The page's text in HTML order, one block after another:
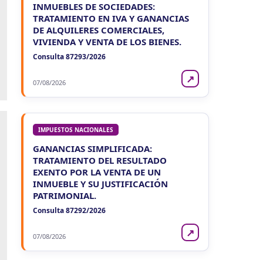
INMUEBLES DE SOCIEDADES:
TRATAMIENTO EN IVA Y GANANCIAS
DE ALQUILERES COMERCIALES,
VIVIENDA Y VENTA DE LOS BIENES.
Consulta 87293/2026
07/08/2026 ↗
IMPUESTOS NACIONALES
GANANCIAS SIMPLIFICADA:
TRATAMIENTO DEL RESULTADO
EXENTO POR LA VENTA DE UN
INMUEBLE Y SU JUSTIFICACIÓN
PATRIMONIAL.
Consulta 87292/2026
07/08/2026 ↗